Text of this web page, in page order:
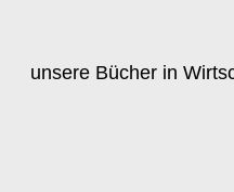
unsere Bücher in